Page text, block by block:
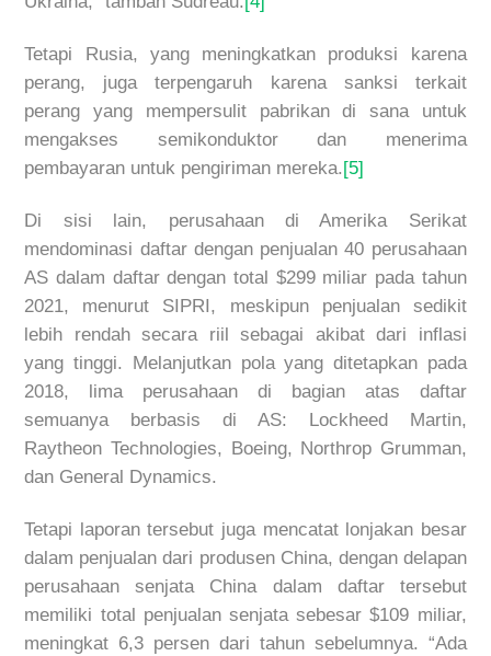
Tetapi Rusia, yang meningkatkan produksi karena
perang, juga terpengaruh karena sanksi terkait
perang yang mempersulit pabrikan di sana untuk
mengakses semikonduktor dan menerima
pembayaran untuk pengiriman mereka. [5]
Di sisi lain, perusahaan di Amerika Serikat
mendominasi daftar dengan penjualan 40 perusahaan
AS dalam daftar dengan total $299 miliar pada tahun
2021, menurut SIPRI, meskipun penjualan sedikit
lebih rendah secara riil sebagai akibat dari inflasi
yang tinggi. Melanjutkan pola yang ditetapkan pada
2018, lima perusahaan di bagian atas daftar
semuanya berbasis di AS: Lockheed Martin,
Raytheon Technologies, Boeing, Northrop Grumman,
dan General Dynamics.
Tetapi laporan tersebut juga mencatat lonjakan besar
dalam penjualan dari produsen China, dengan delapan
perusahaan senjata China dalam daftar tersebut
memiliki total penjualan senjata sebesar $109 miliar,
meningkat 6,3 persen dari tahun sebelumnya. “Ada